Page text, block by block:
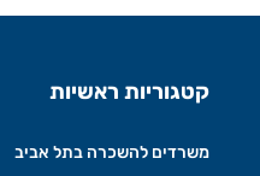
קטגוריות ראשיות
משרדים להשכרה בתל אביב